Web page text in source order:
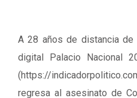
A 28 años de distancia de
digital Palacio Nacional
(https://
regresa al asesinato de